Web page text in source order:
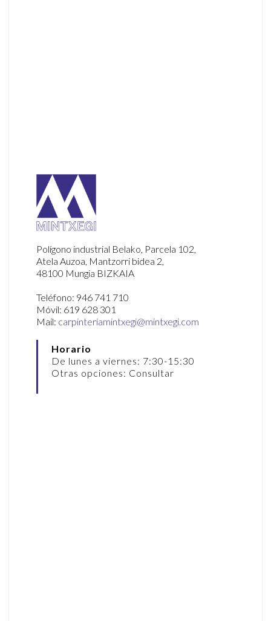
Polígono industrial Belako, Parcela 102,
Atela Auzoa, Mantzorri bidea 2,
48100 Mungia BIZKAIA
Teléfono: 946 741 710
Móvil: 619 628 301
Mail: carpinteriamintxegi@mintxegi.com
Horario
De lunes a viernes: 7:30-15:30
Otras opciones: Consultar